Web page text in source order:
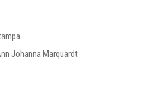
Johanna Marquardt